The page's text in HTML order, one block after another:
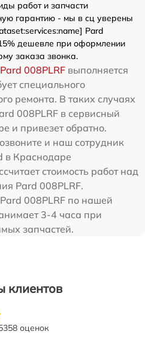
работ и запчасти
гарантию - мы в сц уверены
Pard
дешевле при оформлении
заказа звонка.
008PLRF выполняется
специального
ремонта. В таких случаях
008PLRF в сервисный
и привезет обратно.
и наш сотрудник
в Краснодаре
стоимость работ над
Pard 008PLRF.
008PLRF по нашей
3-4 часа при
запчастей.
клиентов
оценок